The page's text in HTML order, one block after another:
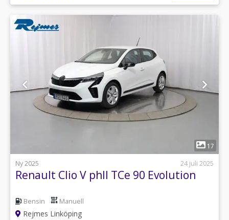
17
Ny 2025
24 juli 2025
Renault Clio V phII TCe 90 Evolution
Bensin Manuell
Rejmes Linköping